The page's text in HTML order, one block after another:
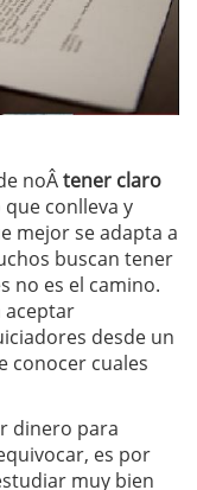
noÂtener claro
que conlleva y
mejor se adapta a
buscan tener
no es el camino.
aceptar
desde un
conocer cuales
dinero para
es por
muy bien